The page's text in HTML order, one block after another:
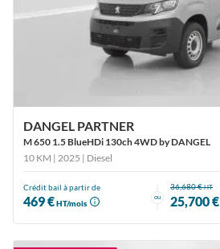
DANGEL PARTNER
M 650 1.5 BlueHDi 130ch 4WD by DANGEL
10 KM | 2025 | Diesel
Crédit bail à partir de
469 €HT/mois
ou
36,680 €HT
25,700 €